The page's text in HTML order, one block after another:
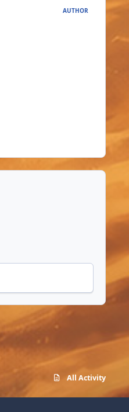
AUTHOR
All Activity